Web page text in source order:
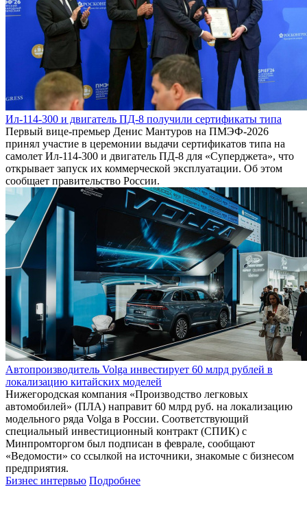
Ил-114-300 и двигатель ПД-8 получили сертификаты типа
Первый вице-премьер Денис Мантуров на ПМЭФ-2026
принял участие в церемонии выдачи сертификатов типа на
самолет Ил-114-300 и двигатель ПД-8 для «Суперджета», что
открывает запуск их коммерческой эксплуатации. Об этом
сообщает правительство России.
Автопроизводитель Volga инвестирует 60 млрд рублей в
локализацию китайских моделей
Нижегородская компания «Производство легковых
автомобилей» (ПЛА) направит 60 млрд руб. на локализацию
модельного ряда Volga в России. Соответствующий
специальный инвестиционный контракт (СПИК) с
Минпромторгом был подписан в феврале, сообщают
«Ведомости» со ссылкой на источники, знакомые с бизнесом
предприятия.
Бизнес интервью Подробнее